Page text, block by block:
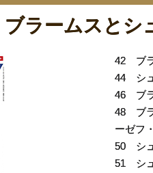
ブラームスとシ
42 ブ
44 シ
46 ブ
48 ブ
ーゼフ
50 シ
51 シ